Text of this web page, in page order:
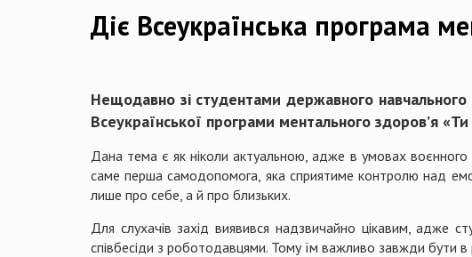
Діє Всеукраїнська програма
Нещодавно зі студентами державного
Всеукраїнської програми ментального здоров’я «Ти
Дана тема є як ніколи актуальною, адже в умовах
саме перша самодопомога, яка сприятиме контролю над
лише про себе, а й про близьких.
Для слухачів захід виявився надзвичайно цікавим, адже
співбесіди з роботодавцями. Тому їм важливо завжди бути в